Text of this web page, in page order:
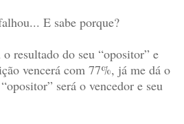
E sabe porque?
resultado do seu “opositor” e
vencerá com 77%, já me dá o
será o vencedor e seu